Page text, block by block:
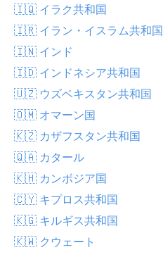
🇮🇶 イラク共和国
🇮🇷 イラン・イスラム共和国
🇮🇳 インド
🇮🇩 インドネシア共和国
🇺🇿 ウズベキスタン共和国
🇴🇲 オマーン国
🇰🇿 カザフスタン共和国
🇶🇦 カタール
🇰🇭 カンボジア国
🇨🇾 キプロス共和国
🇰🇬 キルギス共和国
🇰🇼 クウェート